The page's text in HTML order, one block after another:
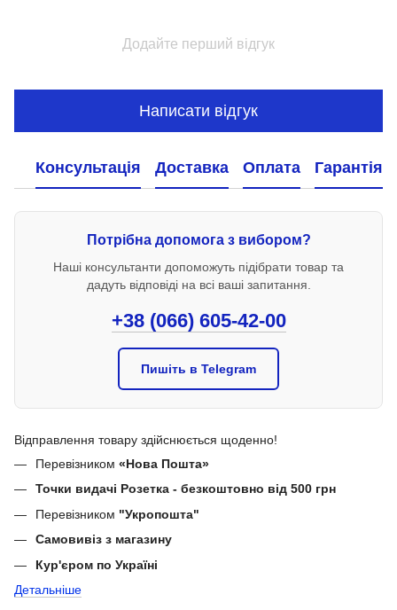
Додайте перший відгук
Написати відгук
Консультація Доставка Оплата Гарантія
Потрібна допомога з вибором?
Наші консультанти допоможуть підібрати товар та
дадуть відповіді на всі ваші запитання.
+38 (066) 605-42-00
Пишіть в Telegram
Відправлення товару здійснюється щоденно!
Перевізником «Нова Пошта»
Точки видачі Розетка - безкоштовно від 500 грн
Перевізником "Укропошта"
Самовивіз з магазину
Кур'єром по Україні
Детальніше